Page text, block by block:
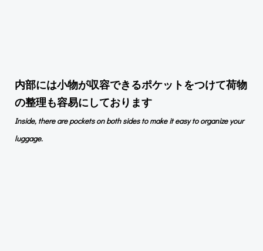
内部には小物が収容できるポケットをつけて荷物
の整理も容易にしております
Inside, there are pockets on both sides to make it easy to organize your
luggage.